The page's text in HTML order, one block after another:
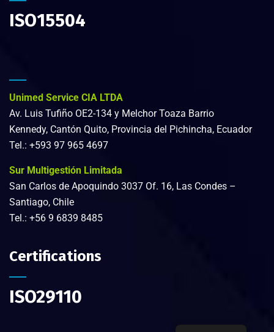
ISO15504
Unimed Service CIA LTDA
Av. Luis Tufiño OE2-134 y Melchor Toaza Barrio
Kennedy, Cantón Quito, Provincia del Pichincha, Ecuador
Tel.: +593 97 965 4697
Sur Multigestión Limitada
San Carlos de Apoquindo 3037 Of. 16, Las Condes –
Santiago, Chile
Tel.: +56 9 6839 8485
Certifications
ISO29110